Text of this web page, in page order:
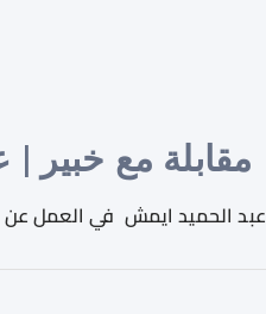
مقابلة مع خبير
عبد الحميد ايمش في العمل عن